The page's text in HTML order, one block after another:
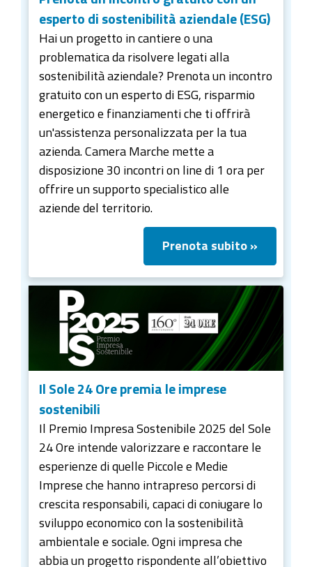
esperto di sostenibilità aziendale (ESG)
Hai un progetto in cantiere o una
problematica da risolvere legati alla
sostenibilità aziendale? Prenota un incontro
gratuito con un esperto di ESG, risparmio
energetico e finanziamenti che ti offrirà
un'assistenza personalizzata per la tua
azienda. Camera Marche mette a
disposizione 30 incontri on line di 1 ora per
offrire un supporto specialistico alle
aziende del territorio.
Prenota subito »
Il Sole 24 Ore premia le imprese
sostenibili
Il Premio Impresa Sostenibile 2025 del Sole
24 Ore intende valorizzare e raccontare le
esperienze di quelle Piccole e Medie
Imprese che hanno intrapreso percorsi di
crescita responsabili, capaci di coniugare lo
sviluppo economico con la sostenibilità
ambientale e sociale. Ogni impresa che
abbia un progetto rispondente all’obiettivo